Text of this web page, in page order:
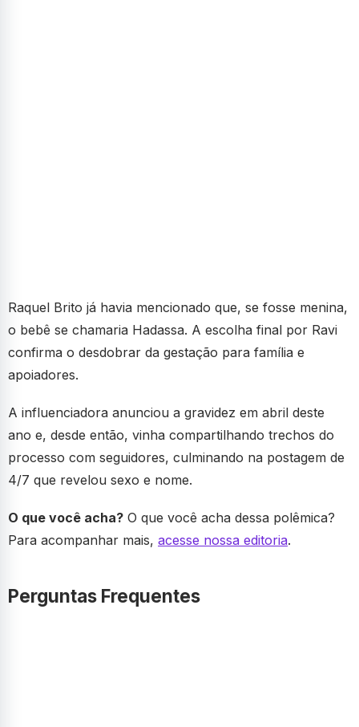
Raquel Brito já havia mencionado que, se fosse menina,
o bebê se chamaria Hadassa. A escolha final por Ravi
confirma o desdobrar da gestação para família e
apoiadores.
A influenciadora anunciou a gravidez em abril deste
ano e, desde então, vinha compartilhando trechos do
processo com seguidores, culminando na postagem de
4/7 que revelou sexo e nome.
O que você acha? O que você acha dessa polêmica?
Para acompanhar mais, acesse nossa editoria.
Perguntas Frequentes